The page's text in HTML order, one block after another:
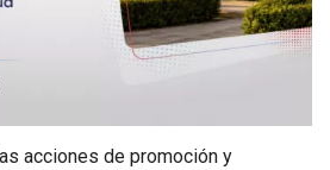
acciones de promoción y